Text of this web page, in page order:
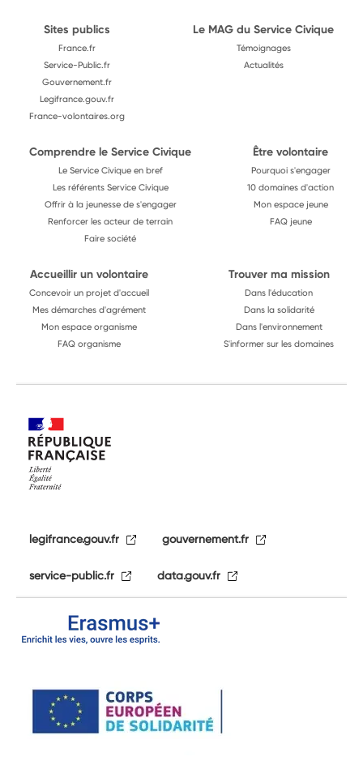
Sites publics
France.fr
Service-Public.fr
Gouvernement.fr
Legifrance.gouv.fr
France-volontaires.org
Le MAG du Service Civique
Témoignages
Actualités
Comprendre le Service Civique
Le Service Civique en bref
Les référents Service Civique
Offrir à la jeunesse de s'engager
Renforcer les acteur de terrain
Faire société
Être volontaire
Pourquoi s'engager
10 domaines d'action
Mon espace jeune
FAQ jeune
Accueillir un volontaire
Concevoir un projet d'accueil
Mes démarches d'agrément
Mon espace organisme
FAQ organisme
Trouver ma mission
Dans l'éducation
Dans la solidarité
Dans l'environnement
S'informer sur les domaines
legifrance.gouv.fr gouvernement.fr
service-public.fr data.gouv.fr